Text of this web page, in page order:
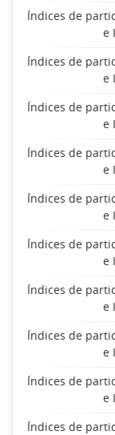
Índices de
e
Índices de
e
Índices de
e
Índices de
e
Índices de
e
Índices de
e
Índices de
e
Índices de
e
Índices de
e
Índices de